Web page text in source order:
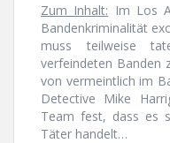
Zum Inhalt: Im Los
Bandenkriminalität
muss teilweise
verfeindeten Banden
von vermeintlich im
Detective Mike
Team fest, dass es
Täter handelt…